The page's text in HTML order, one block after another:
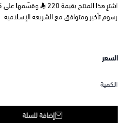
اشترِ هذا المنتج بقيمة 220
رسوم تأخير ومتوافق مع الشريعة الإسلامية
السعر
الكمية
إضافة للسلة